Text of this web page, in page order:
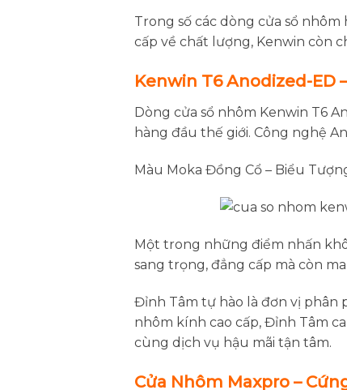
Trong số các dòng cửa sổ
cấp về chất lượng, Kenwin còn
Kenwin T6 Anodized-ED
Dòng cửa sổ nhôm Kenwin T6
hàng đầu thế giới. Công nghệ
Màu Moka Đồng Cổ – Biểu
Một trong những điểm nhấn
sang trọng, đẳng cấp mà còn
Đỉnh Tâm tự hào là đơn vị phân
nhôm kính cao cấp, Đỉnh Tâm
cùng dịch vụ hậu mãi tận tâm.
Cửa Nhôm Maxpro –